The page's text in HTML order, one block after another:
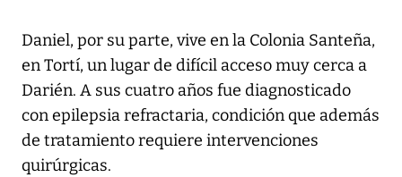
Daniel, por su parte, vive en la Colonia Santeña,
en Tortí, un lugar de difícil acceso muy cerca a
Darién. A sus cuatro años fue diagnosticado
con epilepsia refractaria, condición que además
de tratamiento requiere intervenciones
quirúrgicas.